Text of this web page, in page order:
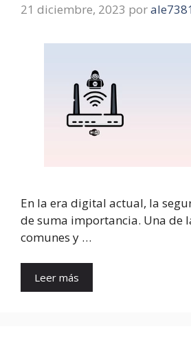
21 diciembre, 2023 por
En la era digital actual, la
de suma importancia. Una de
comunes y …
Leer más